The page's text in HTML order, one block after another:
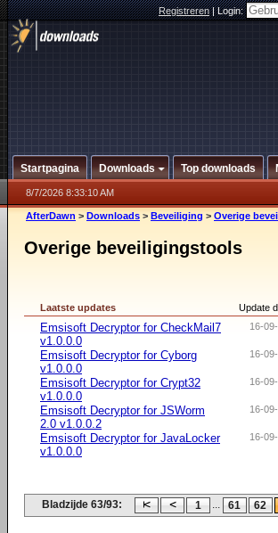
Registreren|Login:
Startpagina Downloads Top downloads
8/7/2026 8:33:10 AM
AfterDawn > Downloads > Beveiliging > Overige
Overige beveiligingstools
Update
Laatste updates
16-
Emsisoft Decryptor for CheckMail7
v1.0.0.0
16-
Emsisoft Decryptor for Cyborg
v1.0.0.0
16-
Emsisoft Decryptor for Crypt32
v1.0.0.0
16-
Emsisoft Decryptor for JSWorm
2.0 v1.0.0.2
16-
Emsisoft Decryptor for JavaLocker
v1.0.0.0
Bladzijde 63/93: 1 ... 61 62